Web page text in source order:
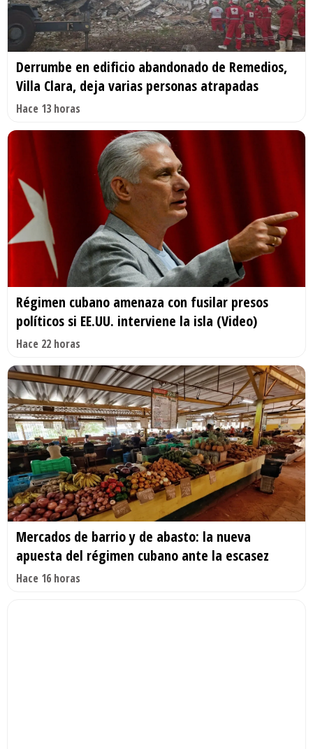
Derrumbe en edificio abandonado de Remedios,
Villa Clara, deja varias personas atrapadas
Hace 13 horas
Régimen cubano amenaza con fusilar presos
políticos si EE.UU. interviene la isla (Video)
Hace 22 horas
Mercados de barrio y de abasto: la nueva
apuesta del régimen cubano ante la escasez
Hace 16 horas